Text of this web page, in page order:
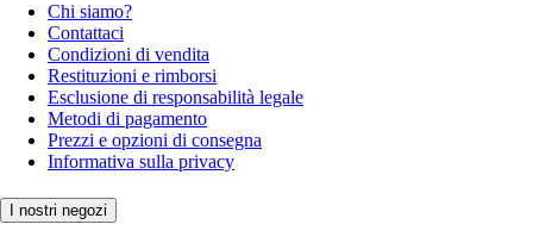
Chi siamo?
Contattaci
Condizioni di vendita
Restituzioni e rimborsi
Esclusione di responsabilità legale
Metodi di pagamento
Prezzi e opzioni di consegna
Informativa sulla privacy
I nostri negozi